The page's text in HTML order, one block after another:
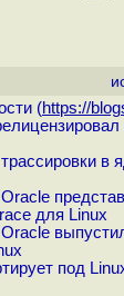
(https://
в
для Linux
под